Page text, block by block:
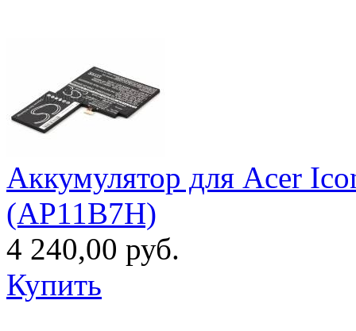
Аккумулятор для Acer
(AP11B7H)
4 240,00 руб.
Купить